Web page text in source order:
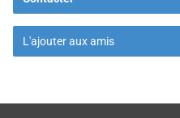
L'ajouter aux amis